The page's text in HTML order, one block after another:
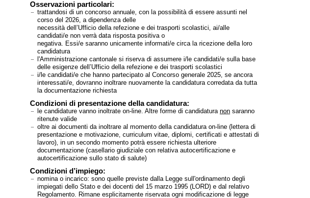
Osservazioni particolari:
trattandosi di un concorso annuale, con la possibilità di essere assunti nel
corso del 2026, a dipendenza delle
necessità dell’Ufficio della refezione e dei trasporti scolastici, ai/alle
candidati/e non verrà data risposta positiva o
negativa. Essi/e saranno unicamente informati/e circa la ricezione della loro
candidatura
l'Amministrazione cantonale si riserva di assumere i/le candidati/e sulla base
delle esigenze dell’Ufficio della refezione e dei trasporti scolastici
i/le candidati/e che hanno partecipato al Concorso generale 2025, se ancora
interessati/e, dovranno inoltrare nuovamente la candidatura corredata da tutta
la documentazione richiesta
Condizioni di presentazione della candidatura:
le candidature vanno inoltrate on-line. Altre forme di candidatura non saranno
ritenute valide
oltre ai documenti da inoltrare al momento della candidatura on-line (lettera di
presentazione e motivazione, curriculum vitae, diplomi, certificati e attestati di
lavoro), in un secondo momento potrà essere richiesta ulteriore
documentazione (casellario giudiziale con relativa autocertificazione e
autocertificazione sullo stato di salute)
Condizioni d’impiego:
nomina o incarico: sono quelle previste dalla Legge sull'ordinamento degli
impiegati dello Stato e dei docenti del 15 marzo 1995 (LORD) e dal relativo
Regolamento. Rimane esplicitamente riservata ogni modificazione di legge